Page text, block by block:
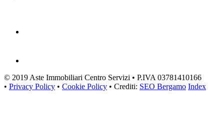
© 2019 Aste Immobiliari Centro Servizi • P.IVA 03781410166
• Privacy Policy • Cookie Policy • Crediti: SEO Bergamo Index